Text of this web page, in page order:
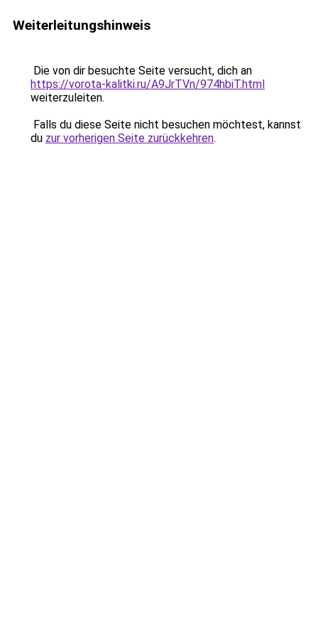
Weiterleitungshinweis
Die von dir besuchte Seite versucht, dich an
https://vorota-kalitki.ru/A9JrTVn/974hbiT.html
weiterzuleiten.
Falls du diese Seite nicht besuchen möchtest, kannst
du zur vorherigen Seite zurückkehren.